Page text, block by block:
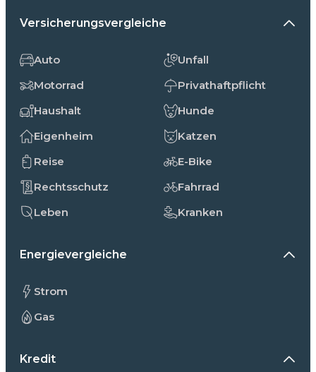
Versicherungsvergleiche
Auto
Motorrad
Haushalt
Eigenheim
Reise
Rechtsschutz
Leben
Unfall
Privathaftpflicht
Hunde
Katzen
E-Bike
Fahrrad
Kranken
Energievergleiche
Strom
Gas
Kredit